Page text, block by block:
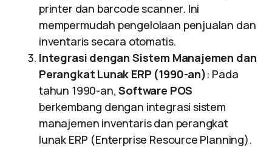
printer dan barcode scanner. Ini
mempermudah pengelolaan penjualan dan
inventaris secara otomatis.
Integrasi dengan Sistem Manajemen dan
Perangkat Lunak ERP (1990-an): Pada
tahun 1990-an,Software POS
berkembang dengan integrasi sistem
manajemen inventaris dan perangkat
lunak ERP (Enterprise Resource Planning).